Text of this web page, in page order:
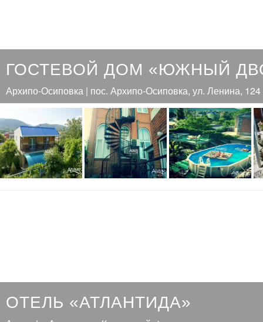
ГОСТЕВОЙ ДОМ «ЮЖНЫЙ
Архипо-Осиповка | пос. Архипо-Осиповка, ул. Ленина, 124
ОТЕЛЬ «АТЛАНТИДА»